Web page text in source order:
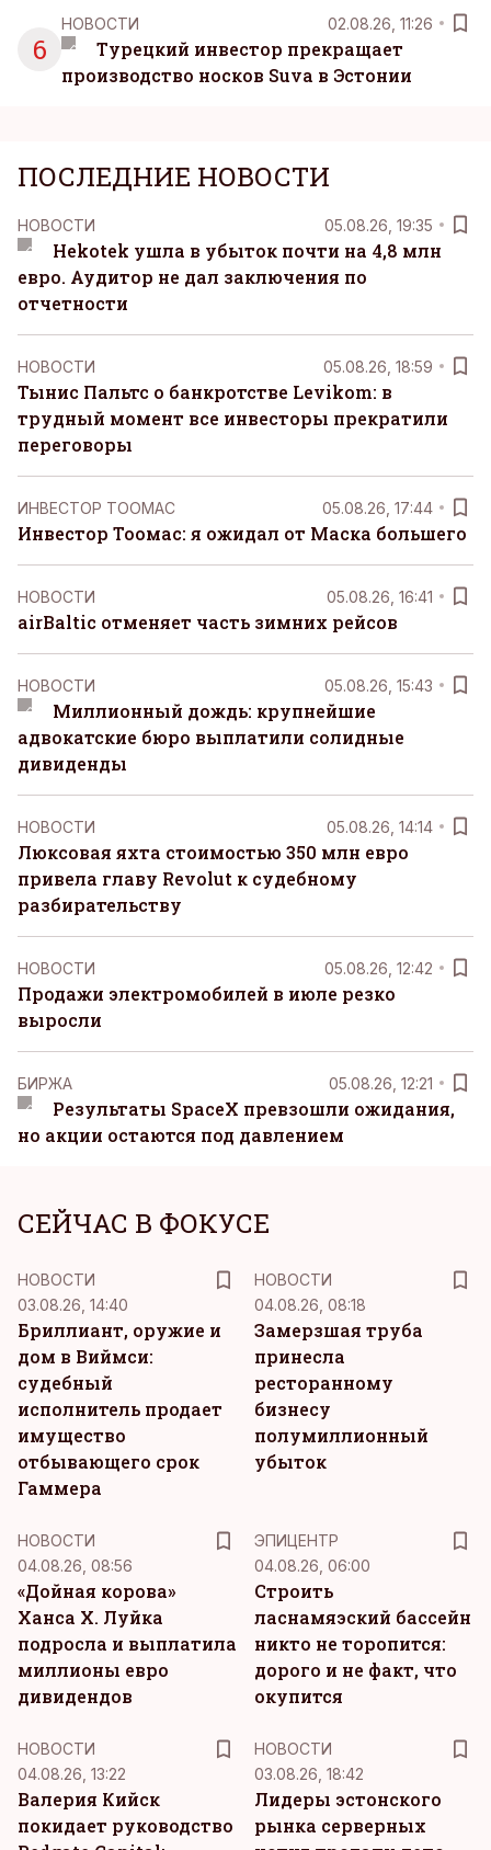
6
НОВОСТИ 02.08.26, 11:26
Турецкий инвестор прекращает
производство носков Suva в Эстонии
ПОСЛЕДНИЕ НОВОСТИ
НОВОСТИ 05.08.26, 19:35
Hekotek ушла в убыток почти на 4,8 млн
евро. Аудитор не дал заключения по
отчетности
НОВОСТИ 05.08.26, 18:59
Тынис Пальтс о банкротстве Levikom: в
трудный момент все инвесторы прекратили
переговоры
ИНВЕСТОР ТООМАС 05.08.26, 17:44
Инвестор Тоомас: я ожидал от Маска большего
НОВОСТИ 05.08.26, 16:41
airBaltic отменяет часть зимних рейсов
НОВОСТИ 05.08.26, 15:43
Миллионный дождь: крупнейшие
адвокатские бюро выплатили солидные
дивиденды
НОВОСТИ 05.08.26, 14:14
Люксовая яхта стоимостью 350 млн евро
привела главу Revolut к судебному
разбирательству
НОВОСТИ 05.08.26, 12:42
Продажи электромобилей в июле резко
выросли
БИРЖА 05.08.26, 12:21
Результаты SpaceX превзошли ожидания,
но акции остаются под давлением
СЕЙЧАС В ФОКУСЕ
НОВОСТИ
03.08.26, 14:40
Бриллиант, оружие и
дом в Виймси:
судебный
исполнитель продает
имущество
отбывающего срок
Гаммера
НОВОСТИ
04.08.26, 08:18
Замерзшая труба
принесла
ресторанному
бизнесу
полумиллионный
убыток
НОВОСТИ
04.08.26, 08:56
«Дойная корова»
Ханса Х. Луйка
подросла и выплатила
миллионы евро
дивидендов
ЭПИЦЕНТР
04.08.26, 06:00
Строить
ласнамяэский бассейн
никто не торопится:
дорого и не факт, что
окупится
НОВОСТИ
04.08.26, 13:22
Валерия Кийск
покидает руководство
НОВОСТИ
03.08.26, 18:42
Лидеры эстонского
рынка серверных